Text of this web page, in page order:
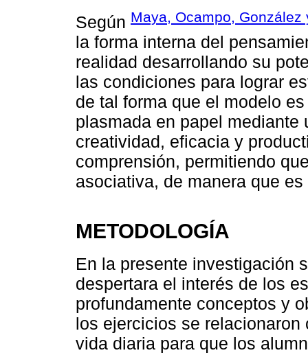
Según Maya, Ocampo,
la forma interna del
realidad desarrollando su
las condiciones para lograr
de tal forma que el modelo
plasmada en papel mediante
creatividad, eficacia y
comprensión, permitiendo
asociativa, de manera que
METODOLOGÍA
En la presente investigación
despertara el interés de los
profundamente conceptos y
los ejercicios se
vida diaria para que los